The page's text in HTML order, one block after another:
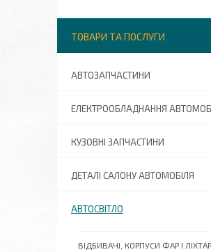
ТОВАРИ ТА ПОСЛУГИ
АВТОЗАПЧАСТИНИ
ЕЛЕКТРООБЛАДНАННЯ
КУЗОВНІ ЗАПЧАСТИНИ
ДЕТАЛІ САЛОНУ АВТОМОБІЛЯ
АВТОСВІТЛО
ВІДБИВАЧІ, КОРПУСИ ФАР І